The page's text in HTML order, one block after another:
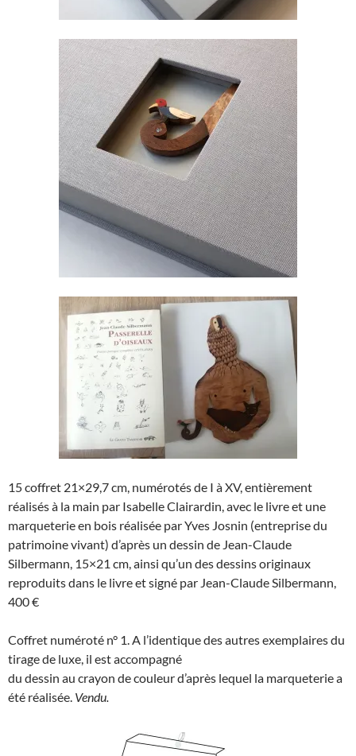
15 coffret 21×29,7 cm, numérotés de I à XV, entièrement
réalisés à la main par Isabelle Clairardin, avec le livre et une
marqueterie en bois réalisée par Yves Josnin (entreprise du
patrimoine vivant) d’après un dessin de Jean-Claude
Silbermann, 15×21 cm, ainsi qu’un des dessins originaux
reproduits dans le livre et signé par Jean-Claude Silbermann,
400 €
Coffret numéroté n° 1. A l’identique des autres exemplaires du
tirage de luxe, il est accompagné
du dessin au crayon de couleur d’après lequel la marqueterie a
été réalisée. Vendu.